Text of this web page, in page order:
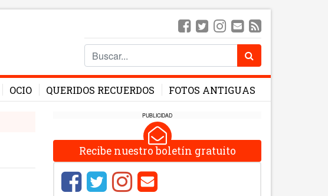
OCIO QUERIDOS RECUERDOS FOTOS ANTIGUAS
PUBLICIDAD
Recibe nuestro boletín gratuito